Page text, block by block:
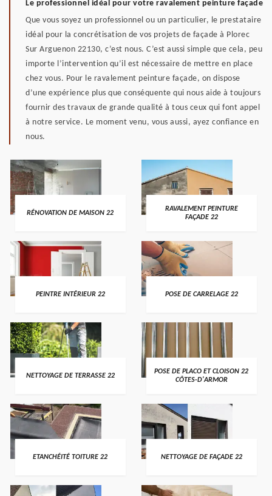
Le professionnel idéal pour votre ravalement peinture façade
Que vous soyez un professionnel ou un particulier, le prestataire
idéal pour la concrétisation de vos projets de façade à Plorec
Sur Arguenon 22130, c’est nous. C’est aussi simple que cela, peu
importe l’intervention qu’il est nécessaire de mettre en place
chez vous. Pour le ravalement peinture façade, on dispose
d’une expérience plus que conséquente qui nous aide à toujours
fournir des travaux de grande qualité à tous ceux qui font appel
à notre service. Le moment venu, vous aussi, ayez confiance en
nous.
RÉNOVATION DE MAISON 22
RAVALEMENT PEINTURE
FAÇADE 22
PEINTRE INTÉRIEUR 22 POSE DE CARRELAGE 22
NETTOYAGE DE TERRASSE 22
POSE DE PLACO ET CLOISON 22
CÔTES-D'ARMOR
ETANCHÉITÉ TOITURE 22 NETTOYAGE DE FAÇADE 22